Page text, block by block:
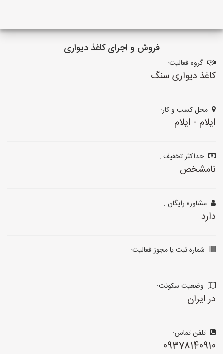
فروش و اجرای کاغذ دیواری
گروه فعالیت:
کاغذ دیواری سنگ
محل کسب و کار:
ایلام - ایلام
حداکثر تخفیف :
نامشخص
مشاوره رایگان :
دارد
شماره ثبت یا مجوز فعالیت:
وضعیت سکونت:
در ایران
تلفن تماس:
09378140910